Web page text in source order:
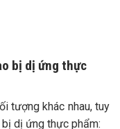
bị dị ứng thực
tượng khác nhau, tuy
dị ứng thực phẩm: